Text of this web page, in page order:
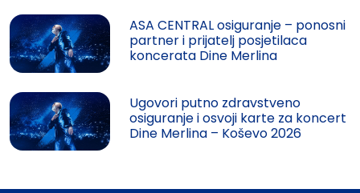
ASA CENTRAL osiguranje – ponosni
partner i prijatelj posjetilaca
koncerata Dine Merlina
Ugovori putno zdravstveno
osiguranje i osvoji karte za koncert
Dine Merlina – Koševo 2026